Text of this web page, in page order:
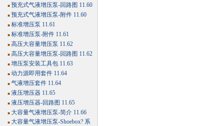
预充式气液增压泵-回路图 11.60
预充式气液增压泵-附件 11.60
标准增压泵 11.61
标准增压泵-附件 11.61
高压大容量增压泵 11.62
高压大容量增压泵-回路图 11.62
增压泵安装工具包 11.63
动力源即用套件 11.64
气液增压套件 11.64
液压增压器 11.65
液压增压器-回路图 11.65
大容量气液增压泵-简介 11.66
大容量气液增压泵-Shoebox? 系